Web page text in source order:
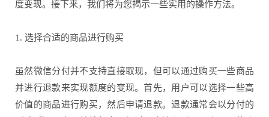
度变现。接下来，我们将为您揭示一些实用的操作方法。
1. 选择合适的商品进行购买
虽然微信分付并不支持直接取现，但可以通过购买一些商品
并进行退款来实现额度的变现。首先，用户可以选择一些高
价值的商品进行购买，然后申请退款。退款通常会以分付的